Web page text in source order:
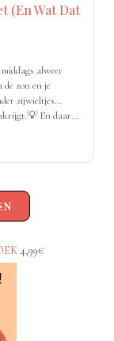
(En Wat Dat
alweer
zon en je
zijwieltjes…
En daar
4,99€